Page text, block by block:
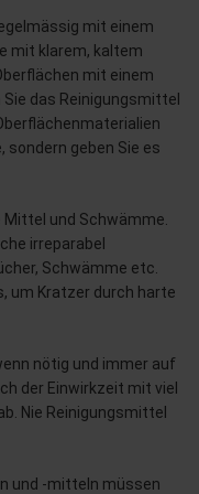
mit einem
mit klarem, kaltem
mit einem
das Reinigungsmittel
sondern geben Sie es
und Schwämme.
irreparabel
Schwämme etc.
um Kratzer durch harte
nötig und immer auf
der Einwirkzeit mit viel
Nie Reinigungsmittel
und -mitteln müssen